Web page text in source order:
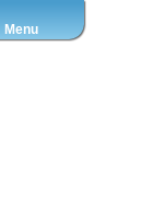
Menu